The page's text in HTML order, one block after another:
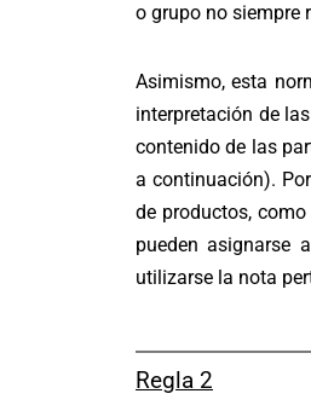
o grupo no siempre
Asimismo, esta
interpretación de
contenido de las
a continuación).
de productos,
pueden asignarse
utilizarse la nota
Regla 2